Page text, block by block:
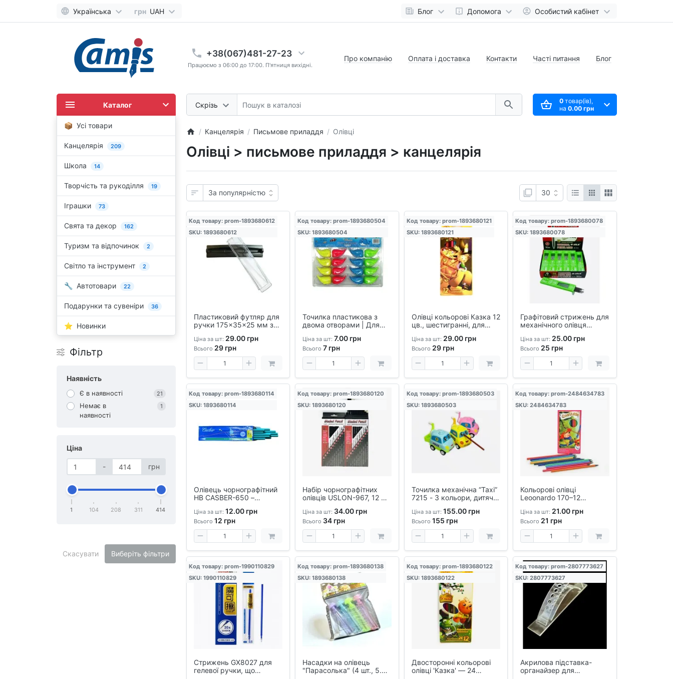
Українська грн UAH Блог Допомога Особистий кабінет
+38(067)481-27-23
Працюємо з 06:00 до 17:00. П'ятниця вихідні.
Скрізь
Про компанію Оплата і доставка Контакти Часті питання Блог
0товар(ів),
на 0.00 грн
Каталог
Усі товари
Канцелярія 209
Школа 14
Творчість та рукоділля 19
Іграшки 73
Свята та декор 162
Туризм та відпочинок 2
Світло та інструмент 2
Автотовари 22
Подарунки та сувеніри 36
Новинки
Фільтр
Наявність
Є в наявності 21
Немає в
наявності
1
Ціна
- грн
1 104 208 311 414
Скасувати Виберіть фільтри
Канцелярія Письмове приладдя Олівці
Олівці > письмове приладдя > канцелярія
Пластиковий футляр для
ручки 175×35×25 мм з
Захисний чохол для
перових і кулькових
ручок
Код товару: prom-1893680612
SKU: 1893680612
Ціна за шт: 29.00 грн
Всього 29грн
Точилка пластикова з
двома отворами | Для
олівців | Набір для школи
Код товару: prom-1893680504
SKU: 1893680504
Ціна за шт: 7.00 грн
Всього 7 грн
Олівці кольорові Казка 12
цв., шестигранні, для
картонному пакованні
Код товару: prom-1893680121
SKU: 1893680121
Ціна за шт: 29.00 грн
Всього 29грн
Графітовий стрижень для
механічного олівця
грифель для креслення
та малювання
Код товару: prom-1893680078
SKU: 1893680078
Ціна за шт: 25.00 грн
Всього 25 грн
Олівець чорнографітний
НВ CASBER-650 –
заточений – набір 1/12 шт.
Код товару: prom-1893680114
SKU: 1893680114
Ціна за шт: 12.00 грн
Всього 12 грн
Набір чорнографітних
олівців USLON-967, 12 шт.
Код товару: prom-1893680120
SKU: 1893680120
Ціна за шт: 34.00 грн
Всього 34 грн
Точилка механічна “Taxi”
7215 - 3 кольори, дитяча,
Код товару: prom-1893680503
SKU: 1893680503
Ціна за шт: 155.00 грн
Всього 155 грн
Кольорові олівці
Leoonardo 170–12
кольорів для малювання,
школа та творчість
Код товару: prom-2484634783
SKU: 2484634783
Ціна за шт: 21.00 грн
Всього 21 грн
Стрижень GX8027 для
гелевої ручки, що
Код товару: prom-1990110829
SKU: 1990110829
Насадки на олівець
"Парасолька" (4 шт., 5.5
Код товару: prom-1893680138
SKU: 1893680138
Двосторонні кольорові
олівці 'Казка' — 24
Код товару: prom-1893680122
SKU: 1893680122
Акрилова підставка-
органайзер для
Код товару: prom-2807773627
SKU: 2807773627